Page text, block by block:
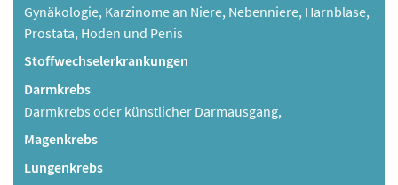
Gynäkologie, Karzinome an Niere, Nebenniere, Harnblase,
Prostata, Hoden und Penis
Stoffwechselerkrankungen
Darmkrebs
Darmkrebs oder künstlicher Darmausgang,
Magenkrebs
Lungenkrebs